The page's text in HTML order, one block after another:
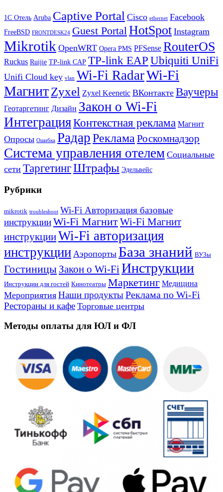
1С Отель Aruba Captive Portal Cisco ethernet Facebook
FreeBSD FRONTDESK24 Guest PortalHotSpot Instagram
Mikrotik OpenWRT Opera PMS PFSense RouterOS
Ruckus Ruijie TP-link CAP TP-link EAP Ubiquiti UniFi
Unifi Cloud key vlan Wi-Fi RadarWi-Fi
МагнитZyxel Zyxel Keenetic ВКонтакте Ваучеры
Геотаргетинг Дизайн Закон о Wi-Fi
ИнтеграцияКонтекстная реклама Магнит
Опросы Ошибка РадарРеклама Роскомнадзор
Система управления отелем Социальные
сети ТаргетингШтрафы Эдельвейс
Рубрики
mikrotik troubleshoot Wi-Fi Авторизация базовые
инструкцииWi-Fi МагнитWi-Fi Магнит
инструкцииWi-Fi авторизация
инструкции Аэропорты База знаний ВУЗы
Гостиницы Закон о Wi-Fi Инструкции
Инструкции для гостей Кинотеатры Маркетинг Медицина
Мероприятия Наши продуктыРеклама по Wi-Fi
Рестораны и кафе Торговые центры
Методы оплаты для ЮЛ и ФЛ